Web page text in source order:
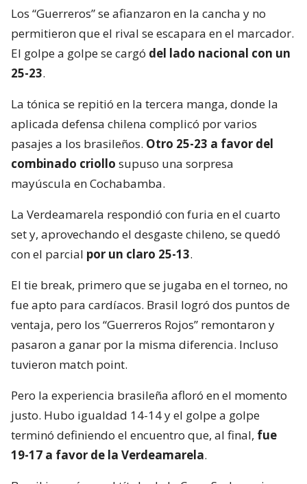
Los “Guerreros” se afianzaron en la cancha y no
permitieron que el rival se escapara en el marcador.
El golpe a golpe se cargó del lado nacional con un
25-23.
La tónica se repitió en la tercera manga, donde la
aplicada defensa chilena complicó por varios
pasajes a los brasileños. Otro 25-23 a favor del
combinado criollo supuso una sorpresa
mayúscula en Cochabamba.
La Verdeamarela respondió con furia en el cuarto
set y, aprovechando el desgaste chileno, se quedó
con el parcial por un claro 25-13.
El tie break, primero que se jugaba en el torneo, no
fue apto para cardíacos. Brasil logró dos puntos de
ventaja, pero los “Guerreros Rojos” remontaron y
pasaron a ganar por la misma diferencia. Incluso
tuvieron match point.
Pero la experiencia brasileña afloró en el momento
justo. Hubo igualdad 14-14 y el golpe a golpe
terminó definiendo el encuentro que, al final, fue
19-17 a favor de la Verdeamarela.